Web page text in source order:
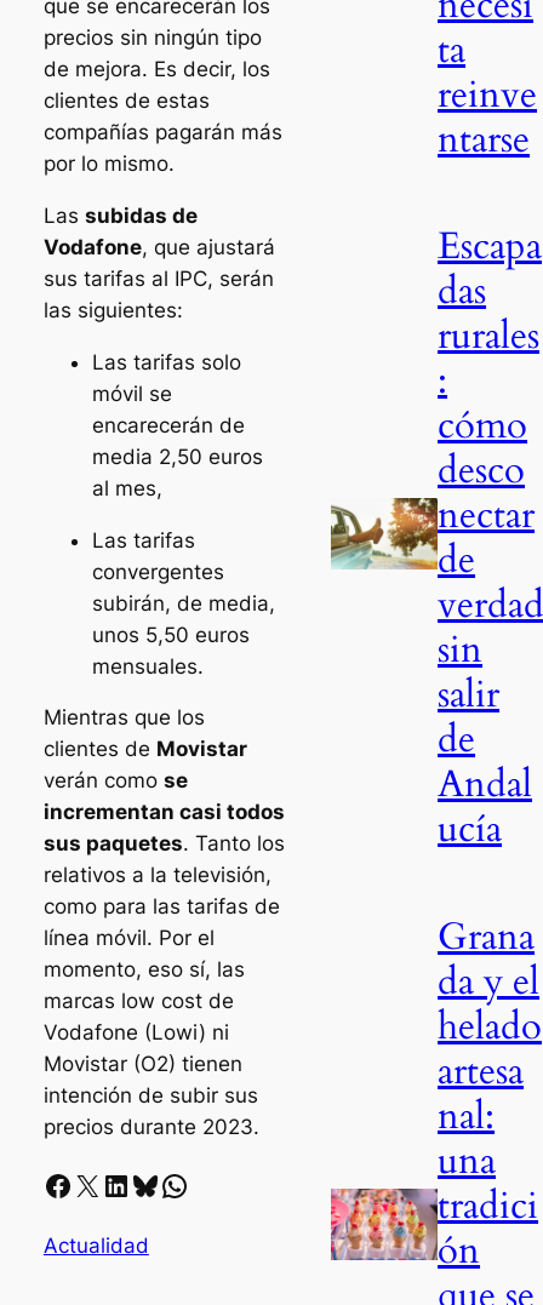
que se encarecerán los
precios sin ningún tipo
de mejora. Es decir, los
clientes de estas
compañías pagarán más
por lo mismo.
Las subidas de
Vodafone, que ajustará
sus tarifas al IPC, serán
las siguientes:
Las tarifas solo
móvil se
encarecerán de
media 2,50 euros
al mes,
Las tarifas
convergentes
subirán, de media,
unos 5,50 euros
mensuales.
Mientras que los
clientes de Movistar
verán como se
incrementan casi todos
sus paquetes. Tanto los
relativos a la televisión,
como para las tarifas de
línea móvil. Por el
momento, eso sí, las
marcas low cost de
Vodafone (Lowi) ni
Movistar (O2) tienen
intención de subir sus
precios durante 2023.
Facebook X LinkedIn Bluesky Whatsapp
Actualidad
ta
reinve
ntarse
Escapa
das
rurales
:
cómo
desco
nectar
de
sin
salir
de
Andal
ucía
Grana
da y el
helado
artesa
nal:
una
tradici
ón